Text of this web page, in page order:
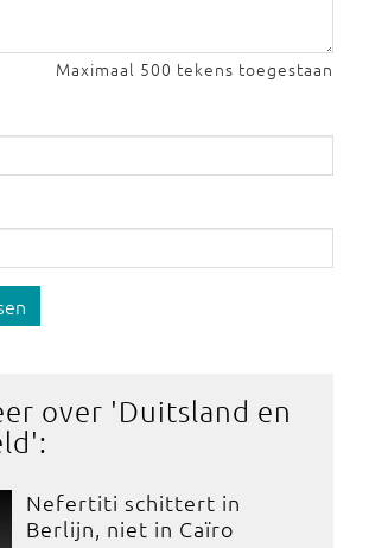
Maximaal 500 tekens toegestaan
over 'Duitsland en
':
Nefertiti schittert in
Berlijn, niet in Caïro